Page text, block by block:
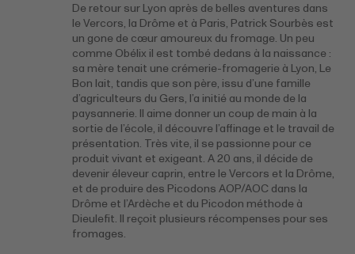
De retour sur Lyon après de belles aventures dans
le Vercors, la Drôme et à Paris, Patrick Sourbès est
un gone de cœur amoureux du fromage. Un peu
comme Obélix il est tombé dedans à la naissance :
sa mère tenait une crémerie-fromagerie à Lyon, Le
Bon lait, tandis que son père, issu d’une famille
d’agriculteurs du Gers, l’a initié au monde de la
paysannerie. Il aime donner un coup de main à la
sortie de l’école, il découvre l’affinage et le travail de
présentation. Très vite, il se passionne pour ce
produit vivant et exigeant. A 20 ans, il décide de
devenir éleveur caprin, entre le Vercors et la Drôme,
et de produire des Picodons AOP/AOC dans la
Drôme et l’Ardèche et du Picodon méthode à
Dieulefit. Il reçoit plusieurs récompenses pour ses
fromages.